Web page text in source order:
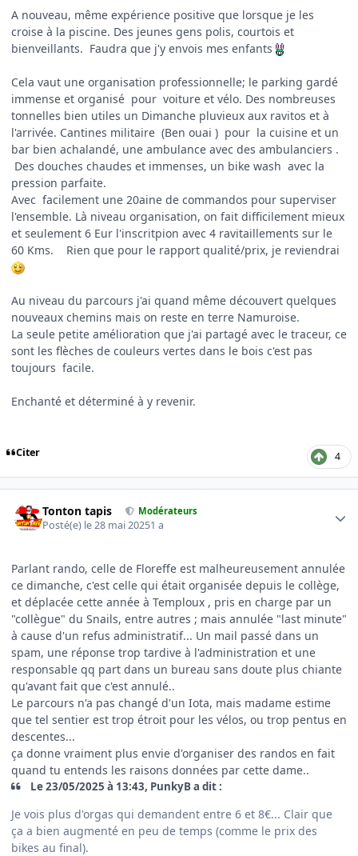
A nouveau, même expérience positive que lorsque je les
croise à la piscine. Des jeunes gens polis, courtois et
bienveillants. Faudra que j'y envois mes enfants
Cela vaut une organisation professionnelle; le parking gardé
immense et organisé pour voiture et vélo. Des nombreuses
tonnelles bien utiles un Dimanche pluvieux aux ravitos et à
l'arrivée. Cantines militaire (Ben ouai ) pour la cuisine et un
bar bien achalandé, une ambulance avec des ambulanciers .
Des douches chaudes et immenses, un bike wash avec la
pression parfaite.
Avec facilement une 20aine de commandos pour superviser
l'ensemble. Là niveau organisation, on fait difficilement mieux
et seulement 6 Eur l'inscritpion avec 4 ravitaillements sur le
60 Kms. Rien que pour le rapport qualité/prix, je reviendrai
Au niveau du parcours j'ai quand même découvert quelques
nouveaux chemins mais on reste en terre Namuroise.
La seule petite amélioration que j'ai partagé avec le traceur, ce
sont les flèches de couleurs vertes dans le bois c'est pas
toujours facile.
Enchanté et déterminé à y revenir.
Citer 4
Tonton tapis Modérateurs
Posté(e) le 28 mai 20251 a
Parlant rando, celle de Floreffe est malheureusement annulée
ce dimanche, c'est celle qui était organisée depuis le collège,
et déplacée cette année à Temploux , pris en charge par un
"collègue" du Snails, entre autres ; mais annulée "last minute"
à cause d'un refus administratif... Un mail passé dans un
spam, une réponse trop tardive à l'administration et une
responsable qq part dans un bureau sans doute plus chiante
qu'avant fait que c'est annulé..
Le parcours n'a pas changé d'un Iota, mais madame estime
que tel sentier est trop étroit pour les vélos, ou trop pentus en
descentes...
ça donne vraiment plus envie d'organiser des randos en fait
quand tu entends les raisons données par cette dame..
Le 23/05/2025 à 13:43, PunkyB a dit :
Je vois plus d'orgas qui demandent entre 6 et 8€... Clair que
ça a bien augmenté en peu de temps (comme le prix des
bikes au final).